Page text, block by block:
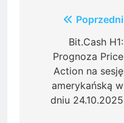
navigation
Poprzedni
Bit.Cash H1:
Prognoza Price
Action na sesję
amerykańską w
dniu 24.10.2025